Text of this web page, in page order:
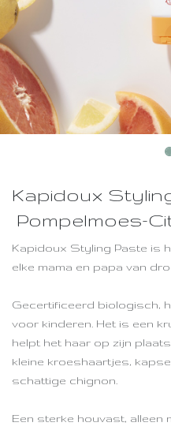
Kapidoux
Pompelmoes-
Kapidoux Styling Paste is
elke mama en papa van
Gecertificeerd biologisch,
voor kinderen. Het is een
helpt het haar op zijn
kleine kroeshaartjes,
schattige chignon.
Een sterke houvast, alleen